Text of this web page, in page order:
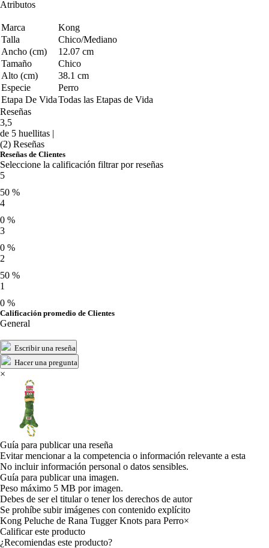
Atributos
Marca
Kong
Talla
Chico/Mediano
Ancho (cm)
12.07 cm
Tamaño
Chico
Alto (cm)
38.1 cm
Especie
Perro
Etapa De VidaTodas las Etapas de Vida
Reseñas
3,5
de 5 huellitas |
(2) Reseñas
Reseñas de Clientes
Seleccione la calificación filtrar por reseñas
5
50 %
4
0 %
3
0 %
2
50 %
1
0 %
Calificación promedio de Clientes
General
Escribir una reseña
Hacer una pregunta
×
Guía para publicar una reseña
Evitar mencionar a la competencia o información relevante a esta
No incluir información personal o datos sensibles.
Guía para publicar una imagen.
Peso máximo 5 MB por imagen.
Debes de ser el titular o tener los derechos de autor
Se prohíbe subir imágenes con contenido explícito
Kong Peluche de Rana Tugger Knots para Perro×
Calificar este producto
Tu valoración
¿Recomiendas este producto?